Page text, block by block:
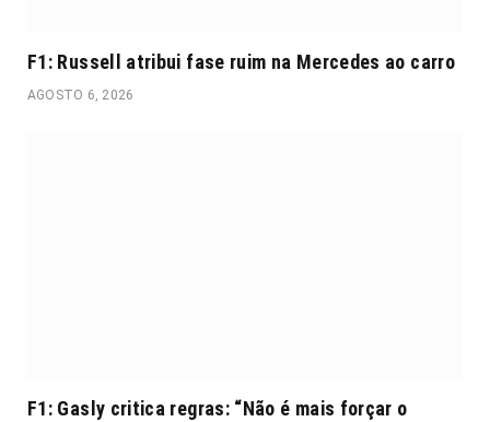
F1: Russell atribui fase ruim na Mercedes ao carro
AGOSTO 6, 2026
F1: Gasly critica regras: “Não é mais forçar o